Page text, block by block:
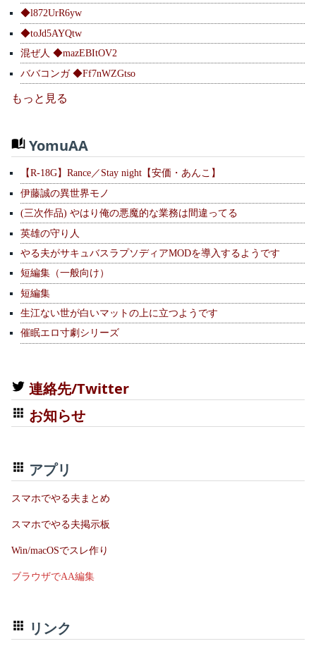
◆l872UrR6yw
◆toJd5AYQtw
混ぜ人 ◆mazEBItOV2
ババコンガ ◆Ff7nWZGtso
もっと見る
YomuAA
【R-18G】Rance／Stay night【安価・あんこ】
伊藤誠の異世界モノ
(三次作品) やはり俺の悪魔的な業務は間違ってる
英雄の守り人
やる夫がサキュバスラプソディアMODを導入するようです
短編集（一般向け）
短編集
生江ない世が白いマットの上に立つようです
催眠エロ寸劇シリーズ
連絡先/Twitter
お知らせ
アプリ
スマホでやる夫まとめ
スマホでやる夫掲示板
Win/macOSでスレ作り
ブラウザでAA編集
リンク